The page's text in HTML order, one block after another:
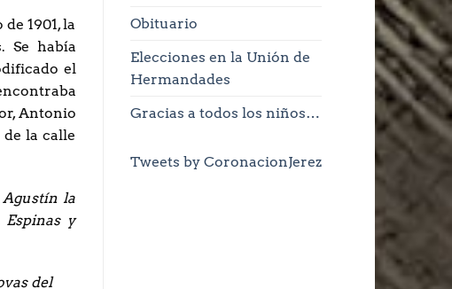
1901, la
Se había
el
Antonio
la calle
la
y
del
Obituario
Elecciones en la Unión de
Hermandades
Gracias a todos los niños…
Tweets by CoronacionJerez